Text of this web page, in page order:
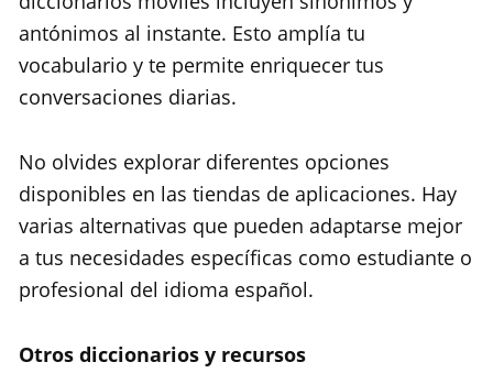
antónimos al instante. Esto amplía tu
vocabulario y te permite enriquecer tus
conversaciones diarias.
No olvides explorar diferentes opciones
disponibles en las tiendas de aplicaciones. Hay
varias alternativas que pueden adaptarse mejor
a tus necesidades específicas como estudiante o
profesional del idioma español.
Otros diccionarios y recursos